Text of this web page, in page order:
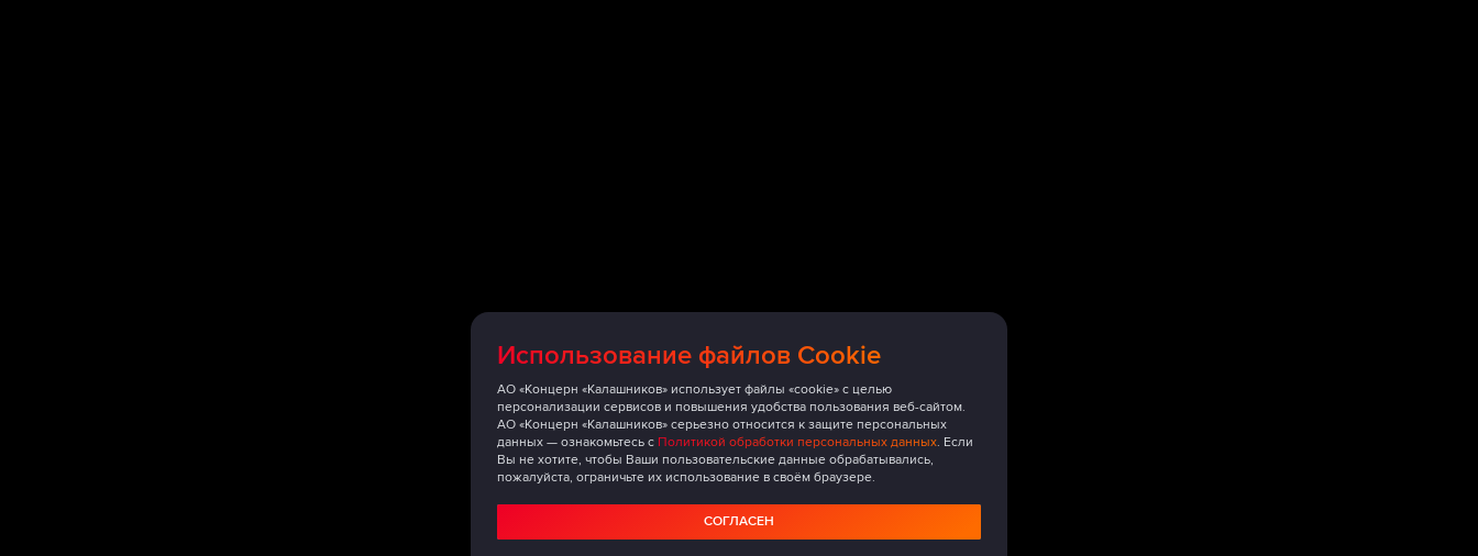
Использование файлов Cookie
АО «Концерн «Калашников» использует файлы «cookie» с целью
персонализации сервисов и повышения удобства пользования веб-сайтом.
АО «Концерн «Калашников» серьезно относится к защите персональных
данных — ознакомьтесь с Политикой обработки персональных данных. Если
Вы не хотите, чтобы Ваши пользовательские данные обрабатывались,
пожалуйста, ограничьте их использование в своём браузере.
СОГЛАСЕН